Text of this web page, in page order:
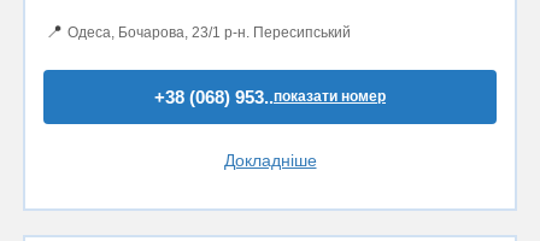
📍 Одеса, Бочарова, 23/1 р-н. Пересипський
+38 (068) 953..показати номер
Докладніше